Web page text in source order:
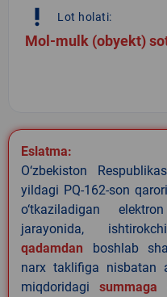
priority_high Lot holati:
Mol-mulk (obyekt)
Eslatma:
O‘zbekiston
yildagi PQ-162-son
o‘tkaziladigan
jarayonida,
qadamdan boshlab
narx taklifiga nisbatan
miqdoridagi summaga